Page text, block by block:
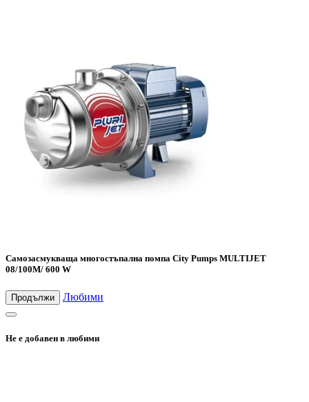
Самозасмукваща многостъпална помпа City Pumps MULTIJET
08/100M/ 600 W
Продължи Любими
Не е добавен в любими